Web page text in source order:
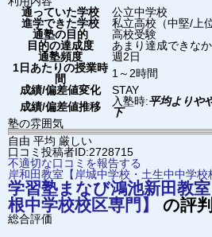
通っていた学校
公立中学校
進学できた学校
私立高校（中堅/上
通塾の目的
高校受験
目的の達成度
あまり達成できな
通塾頻度
週2日
1日あたりの授業時
間
1～2時間
成績/偏差値変化
STAY
成績/偏差値推移
入塾時:平均よりや
下
塾の雰囲気
自由 平均 厳しい
口コミ投稿者ID:2728715
不適切な口コミを報告する
岸和田教室【岸城中学校・土生中中学
学習塾まなび鴻池新田教
根中学校校区専門】
の評
総合評価